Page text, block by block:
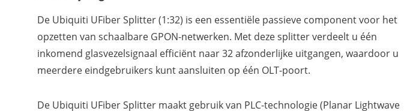
De Ubiquiti UFiber Splitter (1:32) is een essentiële passieve component voor het
opzetten van schaalbare GPON-netwerken. Met deze splitter verdeelt u één
inkomend glasvezelsignaal efficiënt naar 32 afzonderlijke uitgangen, waardoor u
meerdere eindgebruikers kunt aansluiten op één OLT-poort.
De Ubiquiti UFiber Splitter maakt gebruik van PLC-technologie (Planar Lightwave